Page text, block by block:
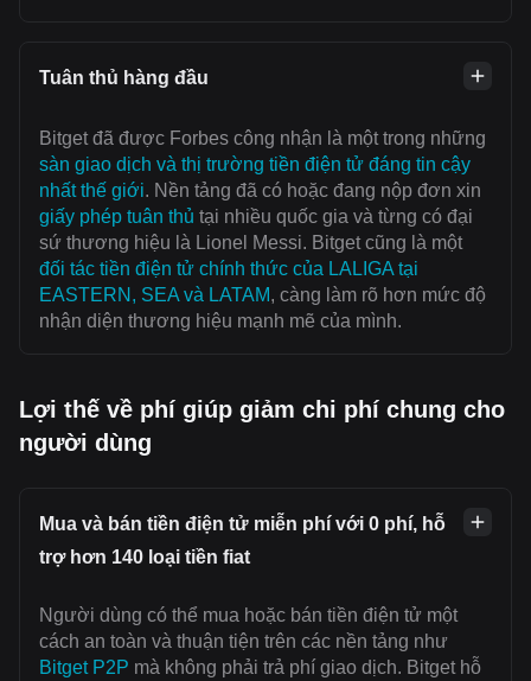
Tuân thủ hàng đầu
Bitget đã được Forbes công nhận là một trong những
sàn giao dịch và thị trường tiền điện tử đáng tin cậy
nhất thế giới. Nền tảng đã có hoặc đang nộp đơn xin
giấy phép tuân thủ tại nhiều quốc gia và từng có đại
sứ thương hiệu là Lionel Messi. Bitget cũng là một
đối tác tiền điện tử chính thức của LALIGA tại
EASTERN, SEA và LATAM, càng làm rõ hơn mức độ
nhận diện thương hiệu mạnh mẽ của mình.
Lợi thế về phí giúp giảm chi phí chung cho
người dùng
Mua và bán tiền điện tử miễn phí với 0 phí, hỗ
trợ hơn 140 loại tiền fiat
Người dùng có thể mua hoặc bán tiền điện tử một
cách an toàn và thuận tiện trên các nền tảng như
Bitget P2P mà không phải trả phí giao dịch. Bitget hỗ